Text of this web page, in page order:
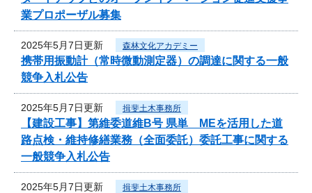
業プロポーザル募集
2025年5月7日更新 森林文化アカデミー
携帯用振動計（常時微動測定器）の調達に関する一般
競争入札公告
2025年5月7日更新 揖斐土木事務所
【建設工事】第維委道維B号 県単 MEを活用した道
路点検・維持修繕業務（全面委託）委託工事に関する
一般競争入札公告
2025年5月7日更新 揖斐土木事務所